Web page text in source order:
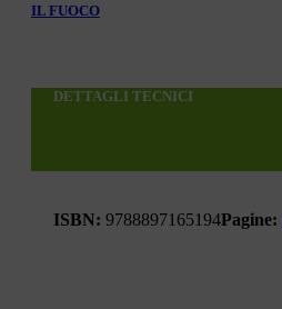
IL FUOCO
DETTAGLI TECNICI
ISBN: 9788897165194Pagine: